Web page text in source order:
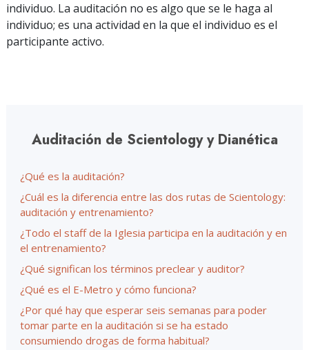
individuo. La auditación no es algo que se le haga al
individuo; es una actividad en la que el individuo es el
participante activo.
Auditación de Scientology y Dianética
¿Qué es la auditación?
¿Cuál es la diferencia entre las dos rutas de Scientology:
auditación y entrenamiento?
¿Todo el staff de la Iglesia participa en la auditación y en
el entrenamiento?
¿Qué significan los términos preclear y auditor?
¿Qué es el E-Metro y cómo funciona?
¿Por qué hay que esperar seis semanas para poder
tomar parte en la auditación si se ha estado
consumiendo drogas de forma habitual?